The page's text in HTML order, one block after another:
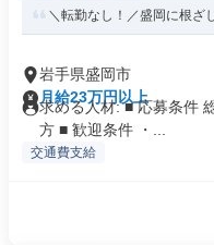
＼転勤なし！／盛岡に根ざ
岩手県盛岡市
月給23万円以上
求める人材: ■ 応募条件
方 ■ 歓迎条件 ・...
交通費支給